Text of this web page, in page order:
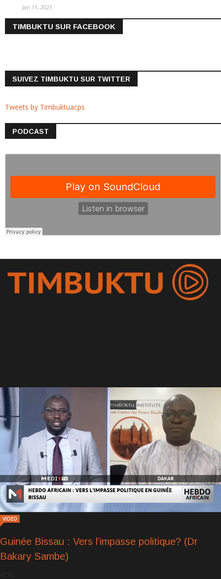
Jan 11, 2021
TIMBUKTU SUR FACEBOOK
SUIVEZ TIMBUKTU SUR TWITTER
Tweets by Timbuktuacps
PODCAST
VIDEO
Guinée Bissau : Vers l’impasse politique? (Dr
Bakary Sambe)
4130